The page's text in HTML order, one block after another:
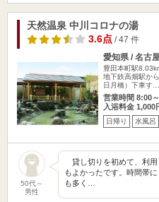
天然温泉 中川コロナの湯
3.6点/ 47 件
愛知県 / 名古
豊田本町駅
地下鉄高畑駅か
日月橋）下車す…
営業時間 8:00
入浴料金 1,000
日帰り 水風呂
50代～
男性
貸し切りを初めて、利用
もよかったです。時間帯
も多く…